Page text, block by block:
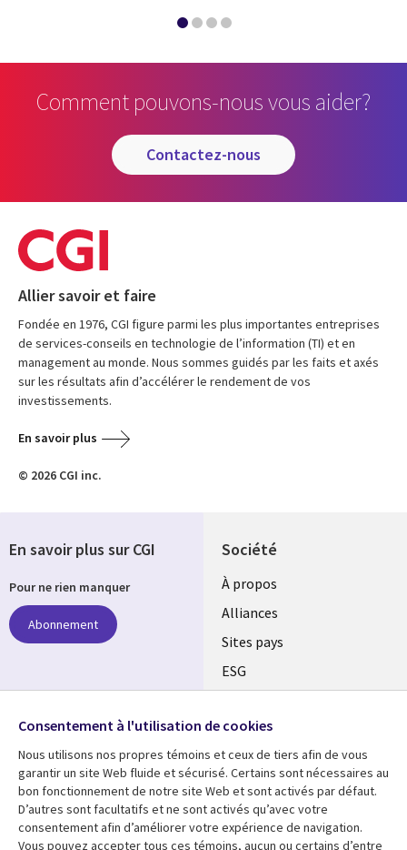
Comment pouvons-nous vous aider?
contactez-nous
Allier savoir et faire
Fondée en 1976, CGI figure parmi les plus importantes entreprises
de services-conseils en technologie de l’information (TI) et en
management au monde. Nous sommes guidés par les faits et axés
sur les résultats afin d’accélérer le rendement de vos
investissements.
En savoir plus
© 2026 CGI inc.
Société
À propos
Alliances
Sites pays
ESG
Fusions
Salle de presse
Ressources Support
En savoir plus sur CGI
Pour ne rien manquer
Abonnement
Suivez-nous
Social
Media
Global
FR
Consentement à l'utilisation de cookies
Nous utilisons nos propres témoins et ceux de tiers afin de vous
garantir un site Web fluide et sécurisé. Certains sont nécessaires au
bon fonctionnement de notre site Web et sont activés par défaut.
D’autres sont facultatifs et ne sont activés qu’avec votre
consentement afin d’améliorer votre expérience de navigation.
Vous pouvez accepter tous ces témoins, aucun ou certains d’entre